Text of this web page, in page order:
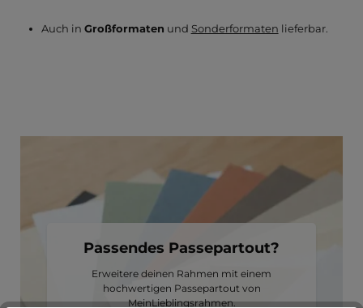
Auch in Großformaten und Sonderformaten lieferbar.
Passendes Passepartout?
Erweitere deinen Rahmen mit einem
hochwertigen Passepartout von
MeinLieblingsrahmen.